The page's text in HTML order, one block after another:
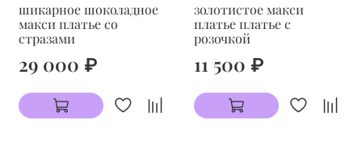
шикарное шоколадное
макси платье со
стразами
29 000 ₽
золотистое макси
платье платье с
розочкой
11 500 ₽